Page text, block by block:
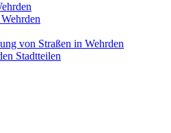
von Straßen in Wehrden
Stadtteilen